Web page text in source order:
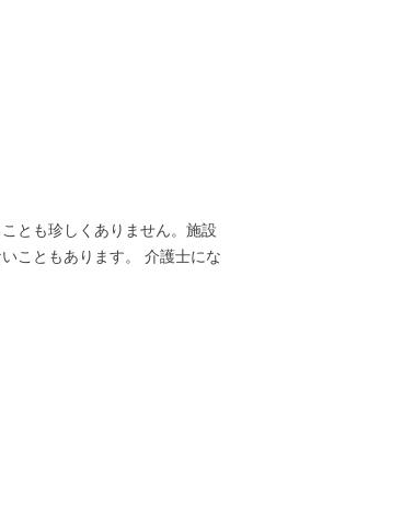
とも珍しくありません。施設
こともあります。 介護士にな